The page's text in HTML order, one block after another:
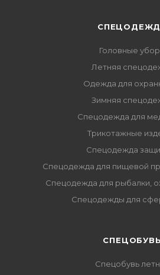
Головные
Летняя
Одежда для
Зимняя
Спецодежда для
Трикотажные
Спецодежда
Спецодежда для пищевой
Спецодежда для рыбалки,
Спецодежды для
CПЕЦОБУВЬ
Спецобувь